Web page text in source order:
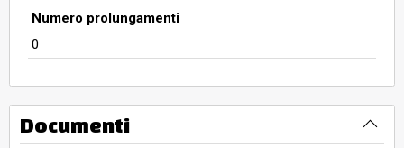
Numero prolungamenti
0
Documenti